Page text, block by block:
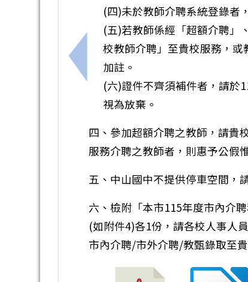
上一筆：轉公務人員保障暨培訓委
(四)未於教師介聘系統登錄者
(五)若教師係經「超額介聘」
校教師介聘」至貴校服務，
加註。
(六)證件不齊須補件者，請於
視為放棄。
四、參加超額介聘之教師，請貴
服務介聘之教師者，則惠予公假
五、中山國中不提供停車空間，
六、檢附「本市115年度市內介
(如附件4)各1份，請各校人事人
市內介聘/市外介聘/教甄錄取至